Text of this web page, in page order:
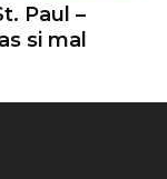
Paul –
si mal